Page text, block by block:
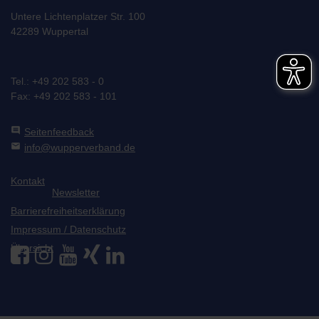
Untere Lichtenplatzer Str. 100
42289 Wuppertal
Tel.: +49 202 583 - 0
Fax: +49 202 583 - 101
comment Seitenfeedback
mail info@wupperverband.de
Kontakt
Newsletter
Barrierefreiheitserklärung
Impressum / Datenschutz
Übersicht